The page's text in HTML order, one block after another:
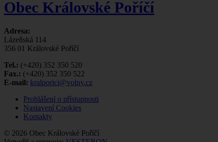
Obec Královské Poříčí
Adresa:
Lázeňská 114
356 01 Královské Poříčí
Tel.: (+420) 352 350 520
Fax.: (+420) 352 350 522
E-mail: kralporici@volny.cz
Prohlášení o přístupnosti
Nastavení Cookies
Kontakty
© 2026 Obec Královské Poříčí